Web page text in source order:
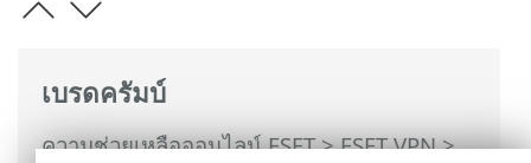
เบรดครัมบ์
ความช่วยเหลือออนไลน์ ESET>ESET VPN>